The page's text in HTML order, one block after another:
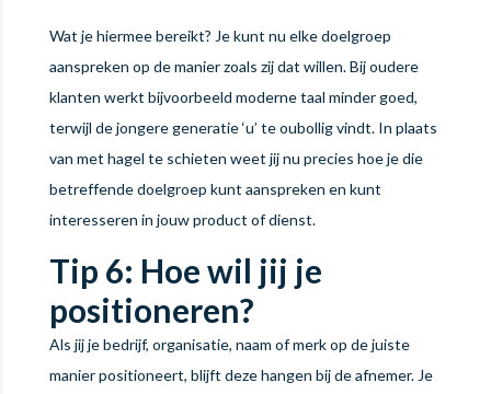
Wat je hiermee bereikt? Je kunt nu elke doelgroep
aanspreken op de manier zoals zij dat willen. Bij oudere
klanten werkt bijvoorbeeld moderne taal minder goed,
terwijl de jongere generatie ‘u’ te oubollig vindt. In plaats
van met hagel te schieten weet jij nu precies hoe je die
betreffende doelgroep kunt aanspreken en kunt
interesseren in jouw product of dienst.
Tip 6: Hoe wil jij je
positioneren?
Als jij je bedrijf, organisatie, naam of merk op de juiste
manier positioneert, blijft deze hangen bij de afnemer. Je